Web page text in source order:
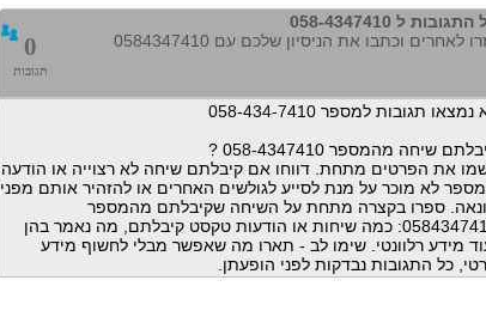
0
תגובות
ל 058-4347410
לאחרים וכתבו את הניסיון שלכם עם 0584347410
תגובות למספר 058-434-7410
שיחה מהמספר 058-4347410 ?
את הפרטים מתחת. דווחו אם קיבלתם שיחה לא רצוייה או הודעה
לא מוכר על מנת לסייע לגולשים האחרים או להזהיר אותם מפני
ספרו בקצרה מתחת על השיחה שקיבלתם מהמספר
0584347410: כמה שיחות או הודעות טקסט קיבלתם, מה נאמר בהן
מידע רלוונטי. שימו לב - תארו מה שאפשר מבלי לחשוף מידע
כל התגובות נבדקות לפני הופעתן.